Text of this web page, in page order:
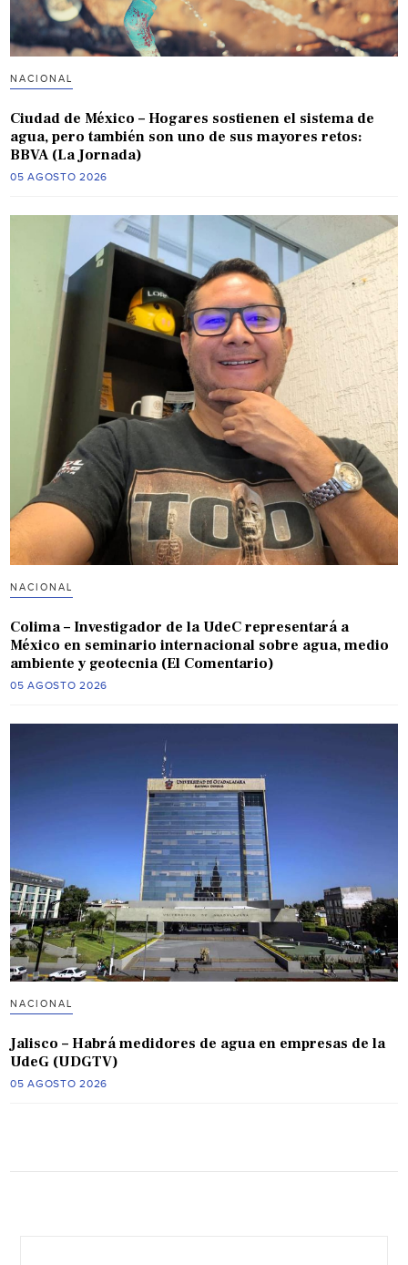
NACIONAL
Ciudad de México – Hogares sostienen el sistema de
agua, pero también son uno de sus mayores retos:
BBVA (La Jornada)
05 AGOSTO 2026
NACIONAL
Colima – Investigador de la UdeC representará a
México en seminario internacional sobre agua, medio
ambiente y geotecnia (El Comentario)
05 AGOSTO 2026
NACIONAL
Jalisco – Habrá medidores de agua en empresas de la
UdeG (UDGTV)
05 AGOSTO 2026